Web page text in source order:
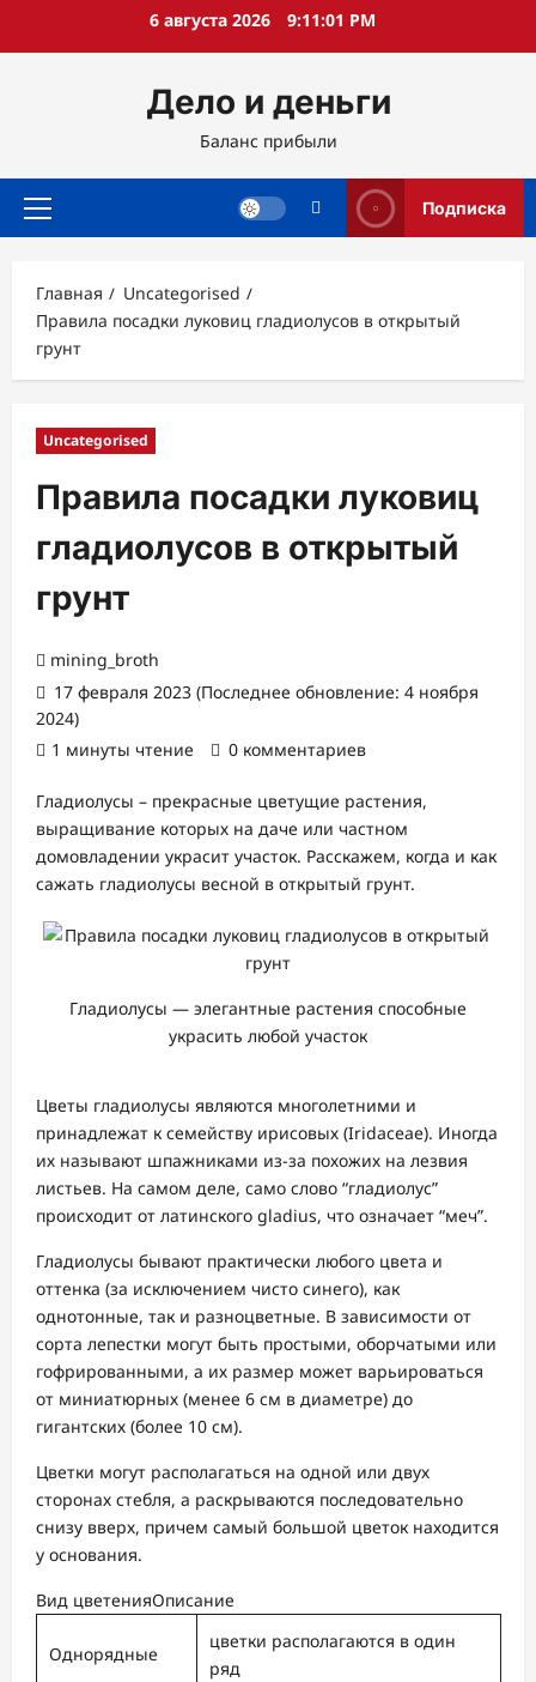
6 августа 2026 9:11:02 PM
Дело и деньги
Баланс прибыли
Основное
Подписка
Главная
Uncategorised
Правила посадки луковиц гладиолусов в открытый
грунт
Uncategorised
Правила посадки луковиц
гладиолусов в открытый
грунт
mining_broth
17 февраля 2023 (Последнее обновление: 4 ноября
2024)
1 минуты чтение
0 комментариев
Гладиолусы – прекрасные цветущие растения,
выращивание которых на даче или частном
домовладении украсит участок. Расскажем, когда и как
сажать гладиолусы весной в открытый грунт.
Гладиолусы — элегантные растения способные
украсить любой участок
Цветы гладиолусы являются многолетними и
принадлежат к семейству ирисовых (Iridaceae). Иногда
их называют шпажниками из-за похожих на лезвия
листьев. На самом деле, само слово “гладиолус”
происходит от латинского gladius, что означает “меч”.
Гладиолусы бывают практически любого цвета и
оттенка (за исключением чисто синего), как
однотонные, так и разноцветные. В зависимости от
сорта лепестки могут быть простыми, оборчатыми или
гофрированными, а их размер может варьироваться
от миниатюрных (менее 6 см в диаметре) до
гигантских (более 10 см).
Цветки могут располагаться на одной или двух
сторонах стебля, а раскрываются последовательно
снизу вверх, причем самый большой цветок находится
у основания.
Вид цветенияОписание
Однорядные
цветки располагаются в один
ряд